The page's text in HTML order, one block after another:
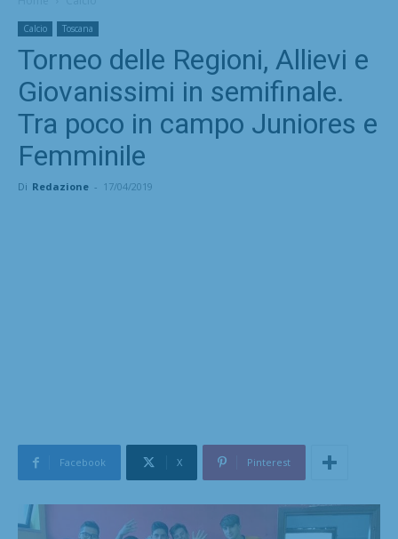
Calcio Toscana
Torneo delle Regioni, Allievi e
Giovanissimi in semifinale.
Tra poco in campo Juniores e
Femminile
Di Redazione - 17/04/2019
Facebook X Pinterest